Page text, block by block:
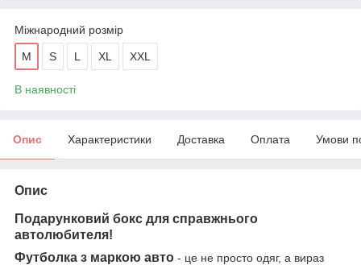
Міжнародний розмір
M S L XL XXL
В наявності
Опис Характеристики Доставка Оплата Умови
Опис
Подарунковий бокс для справжнього
автолюбителя!
Футболка з маркою авто - це не просто одяг, а вираз